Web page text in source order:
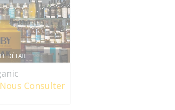
DÉTAIL
Nous Consulter